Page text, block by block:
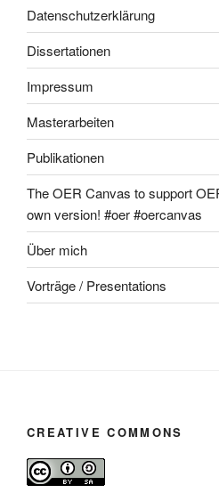
Datenschutzerklärung
Dissertationen
Impressum
Masterarbeiten
Publikationen
The OER Canvas to support
own version! #oer #oercanvas
Über mich
Vorträge / Presentations
CREATIVE COMMONS